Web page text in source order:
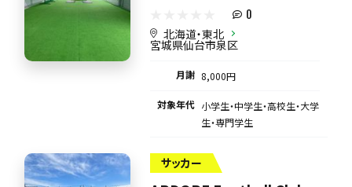
0
北海道・東北
宮城県仙台市泉区
月謝 8,000円
対象年代 小学生・中学生・高校生・大学
生・専門学生
サッカー